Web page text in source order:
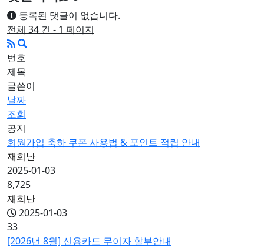
등록된 댓글이 없습니다.
전체 34 건 - 1 페이지
번호
제목
글쓴이
날짜
조회
공지
회원가입 축하 쿠폰 사용법 & 포인트 적립 안내
재희난
2025-01-03
8,725
재희난
2025-01-03
33
[2026년 8월] 신용카드 무이자 할부안내